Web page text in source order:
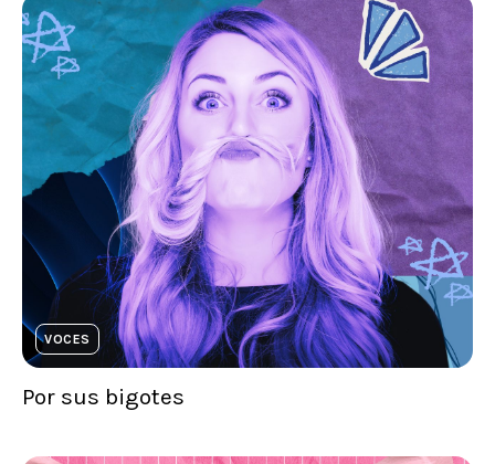
VOCES
Por sus bigotes